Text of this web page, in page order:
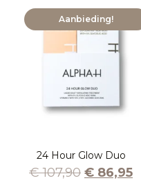
Aanbieding!
24 Hour Glow Duo
€107,90 € 86,95